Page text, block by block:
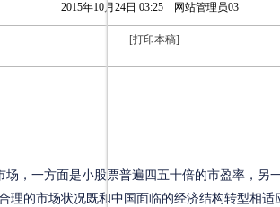
2015年10月24日 03:25 网站管理员03
[打印本稿]
，一方面是小股票普遍四五十倍的市盈率，另
理的市场状况既和中国面临的经济结构转型相